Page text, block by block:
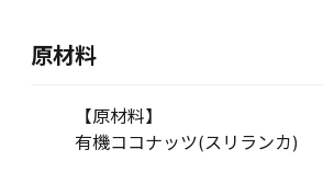
原材料
【原材料】
有機ココナッツ(スリランカ)